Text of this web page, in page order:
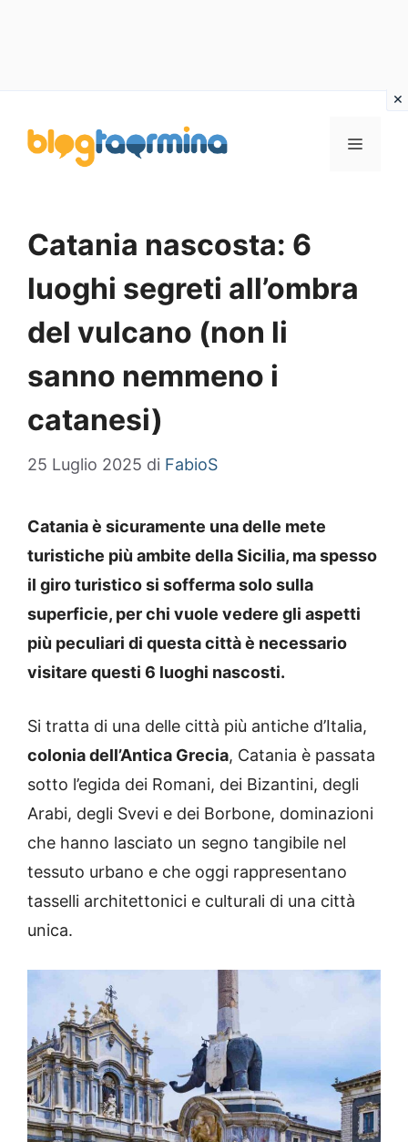
contenuto
MENU
Catania nascosta: 6
luoghi segreti all’ombra
del vulcano (non li
sanno nemmeno i
catanesi)
25 Luglio 2025 di FabioS
Catania è sicuramente una delle mete
turistiche più ambite della Sicilia, ma spesso
il giro turistico si sofferma solo sulla
superficie, per chi vuole vedere gli aspetti
più peculiari di questa città è necessario
visitare questi 6 luoghi nascosti.
Si tratta di una delle città più antiche d’Italia,
colonia dell’Antica Grecia, Catania è passata
sotto l’egida dei Romani, dei Bizantini, degli
Arabi, degli Svevi e dei Borbone, dominazioni
che hanno lasciato un segno tangibile nel
tessuto urbano e che oggi rappresentano
tasselli architettonici e culturali di una città
unica.